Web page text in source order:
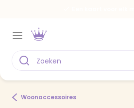
Woonaccessoires